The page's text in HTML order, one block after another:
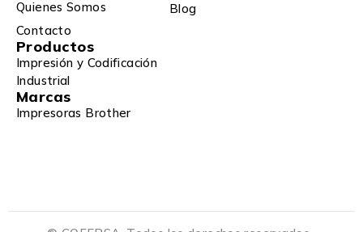
Quienes Somos
Blog
Contacto
Productos
Impresión y Codificación
Industrial
Marcas
Impresoras Brother